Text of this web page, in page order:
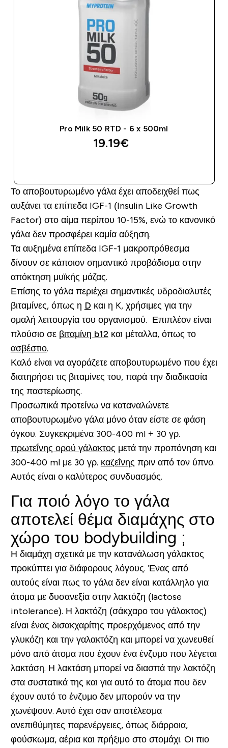
Pro Milk 50 RTD - 6 x 500ml
19.19€‎
Το αποβουτυρωμένο γάλα έχει αποδειχθεί πως
αυξάνει τα επίπεδα IGF-1 (Insulin Like Growth
Factor) στο αίμα περίπου 10-15%, ενώ το κανονικό
γάλα δεν προσφέρει καμία αύξηση.
Τα αυξημένα επίπεδα IGF-1 μακροπρόθεσμα
δίνουν σε κάποιον σημαντικό προβάδισμα στην
απόκτηση μυϊκής μάζας.
Επίσης το γάλα περιέχει σημαντικές υδροδιαλυτές
βιταμίνες, όπως η D και η K, χρήσιμες για την
ομαλή λειτουργία του οργανισμού. Επιπλέον είναι
πλούσιο σε βιταμίνη b12 και μέταλλα, όπως το
ασβέστιο.
Καλό είναι να αγοράζετε αποβουτυρωμένο που έχει
διατηρήσει τις βιταμίνες του, παρά την διαδικασία
της παστερίωσης.
Προσωπικά προτείνω να καταναλώνετε
αποβουτυρωμένο γάλα μόνο όταν είστε σε φάση
όγκου. Συγκεκριμένα 300-400 ml + 30 γρ.
πρωτεΐνης ορού γάλακτος μετά την προπόνηση και
300-400 ml με 30 γρ. καζεΐνης πριν από τον ύπνο.
Αυτός είναι ο καλύτερος συνδυασμός.
Για ποιό λόγο το γάλα
αποτελεί θέμα διαμάχης στο
χώρο του bodybuilding ;
Η διαμάχη σχετικά με την κατανάλωση γάλακτος
προκύπτει για διάφορους λόγους. Ένας από
αυτούς είναι πως το γάλα δεν είναι κατάλληλο για
άτομα με δυσανεξία στην λακτόζη (lactose
intolerance). Η λακτόζη (σάκχαρο του γάλακτος)
είναι ένας δισακχαρίτης προερχόμενος από την
γλυκόζη και την γαλακτόζη και μπορεί να χωνευθεί
μόνο από άτομα που έχουν ένα ένζυμο που λέγεται
λακτάση. Η λακτάση μπορεί να διασπά την λακτόζη
στα συστατικά της και για αυτό το άτομα που δεν
έχουν αυτό το ένζυμο δεν μπορούν να την
χωνέψουν. Αυτό έχει σαν αποτέλεσμα
ανεπιθύμητες παρενέργειες, όπως διάρροια,
φούσκωμα, αέρια και πρήξιμο στο στομάχι. Οι πιο